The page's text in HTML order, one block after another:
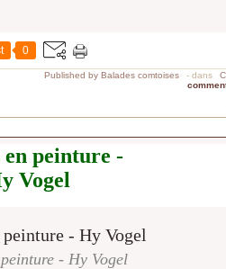
0
Published by Balades comtoises - dans
en peinture -
Vogel
- Hy Vogel